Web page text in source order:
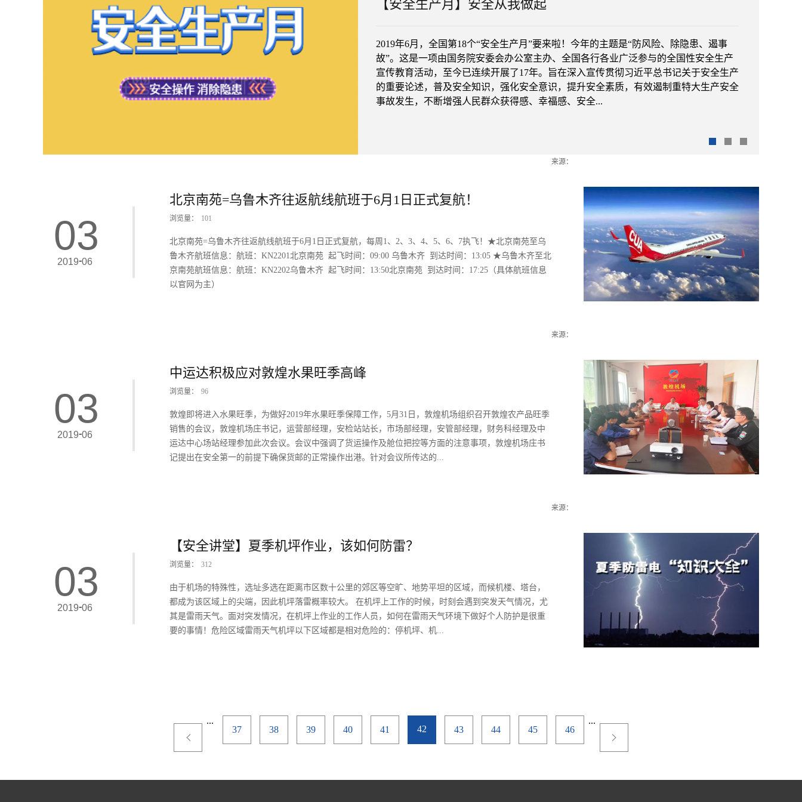
【安全生产月】安全从我做起
2019年6月，全国第18个“安全生产月”要来啦！今年的主题是“防风险、除隐患、遏事
故”。这是一项由国务院安委会办公室主办、全国各行各业广泛参与的全国性安全生产
宣传教育活动，至今已连续开展了17年。旨在深入宣传贯彻习近平总书记关于安全生产
的重要论述，普及安全知识，强化安全意识，提升安全素质，有效遏制重特大生产安全
事故发生，不断增强人民群众获得感、幸福感、安全...
感。安全无小事。关于安全，我们常挂嘴边，在工作生产中，虽然我们戒备森严，重重
设防，严加监管，但却依然不堪一击，还是防不住一部分人缺乏安全意识，导致不安全
安全这根弦，没有真把安全看的重如泰山，没有时时刻刻警醒自己，在思维定势下犯了
经验主义，始终存有“应该不会”、“没什么问题”诸如此类的侥幸心理，而安全问题早已
从人的思想意识出现松懈的那一刻起就开始虎视眈眈，为潜在...
03
2019-06
北京南苑=乌鲁木齐往返航线航班于6月1日正式复航！
来源：
浏览量： 101
北京南苑=乌鲁木齐往返航线航班于6月1日正式复航，每周1、2、3、4、5、6、7执飞！★北京南苑至乌
鲁木齐航班信息：航班：KN2201北京南苑 起飞时间：09:00 乌鲁木齐 到达时间：13:05 ★乌鲁木齐至北
京南苑航班信息：航班：KN2202乌鲁木齐 起飞时间：13:50北京南苑 到达时间：17:25（具体航班信息
以官网为主）
03
2019-06
中运达积极应对敦煌水果旺季高峰
来源：
浏览量： 96
敦煌即将进入水果旺季，为做好2019年水果旺季保障工作，5月31日，敦煌机场组织召开敦煌农产品旺季
销售的会议，敦煌机场庄书记，运营部经理，安检站站长，市场部经理，安管部经理，财务科经理及中
运达中心场站经理参加此次会议。会议中强调了货运操作及舱位把控等方面的注意事项，敦煌机场庄书
记提出在安全第一的前提下确保货邮的正常操作出港。针对会议所传达的...
坪工作人员，保障货物及时装机。中运达甘肃货运部多措并举积极迎接水果旺季的到来，严把货物安全
03
2019-06
【安全讲堂】夏季机坪作业，该如何防雷？
来源：
浏览量： 312
由于机场的特殊性，选址多选在距离市区数十公里的郊区等空旷、地势平坦的区域，而候机楼、塔台，
都成为该区域上的尖端，因此机坪落雷概率较大。 在机坪上工作的时候，时刻会遇到突发天气情况，尤
其是雷雨天气。面对突发情况，在机坪上作业的工作人员，如何在雷雨天气环境下做好个人防护是很重
要的事情！危险区域雷雨天气机坪以下区域都是相对危险的：停机坪、机...
备，如须使用，尽量在廊桥内、车内、机舱内使用。3. 机坪工作如遇强雷电，工作人员不能打伞，当雷
电突然来袭时，应及时将雨伞收起。4.机坪工作如遇强雷电，最好穿胶鞋，可以起到绝缘的作用。相对
安全区域1.灯杆避雷相对安全区域：半径3米所组成的同心圆环区域，雷闪时附近人员可以在此短暂躲
...
37
38 39 40 41 42 43 44 45 46
...